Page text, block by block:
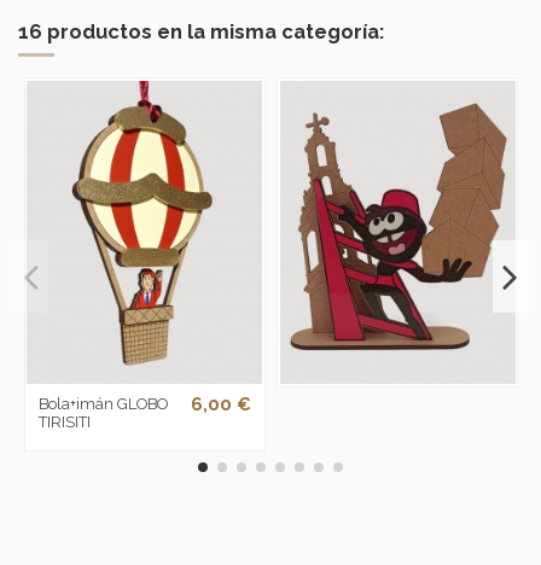
16 productos en la misma categoría:
Bola+imán GLOBO
TIRISITI
6,00 €